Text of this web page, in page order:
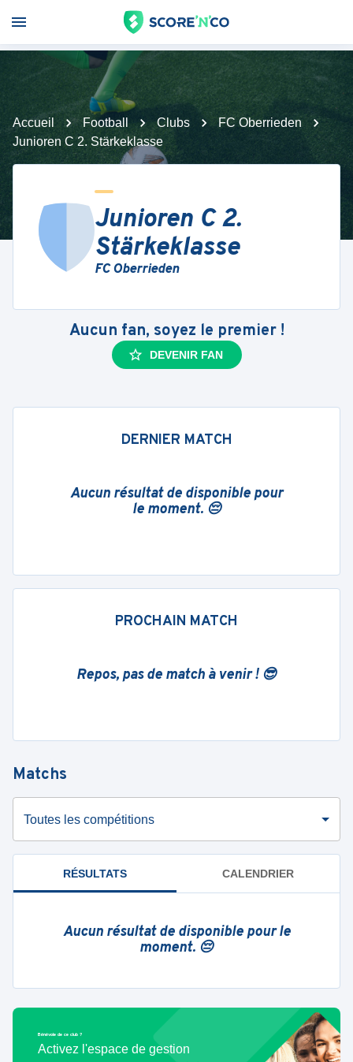
Accueil Football Clubs
FC Oberrieden
Junioren C 2. Stärkeklasse
Junioren C 2.
Stärkeklasse
FC Oberrieden
Aucun fan, soyez le premier !
DEVENIR FAN
DERNIER MATCH
Aucun résultat de disponible pour
le moment. 😔
PROCHAIN MATCH
Repos, pas de match à venir ! 😎
Matchs
Toutes les compétitions
RÉSULTATS CALENDRIER
Aucun résultat de disponible pour le
moment. 😔
Bénévole de ce club ?
Activez l'espace de gestion